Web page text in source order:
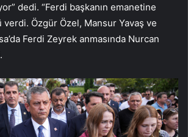
dedi. “Ferdi başkanın emanetine
verdi. Özgür Özel, Mansur Yavaş ve
Ferdi Zeyrek anmasında Nurcan